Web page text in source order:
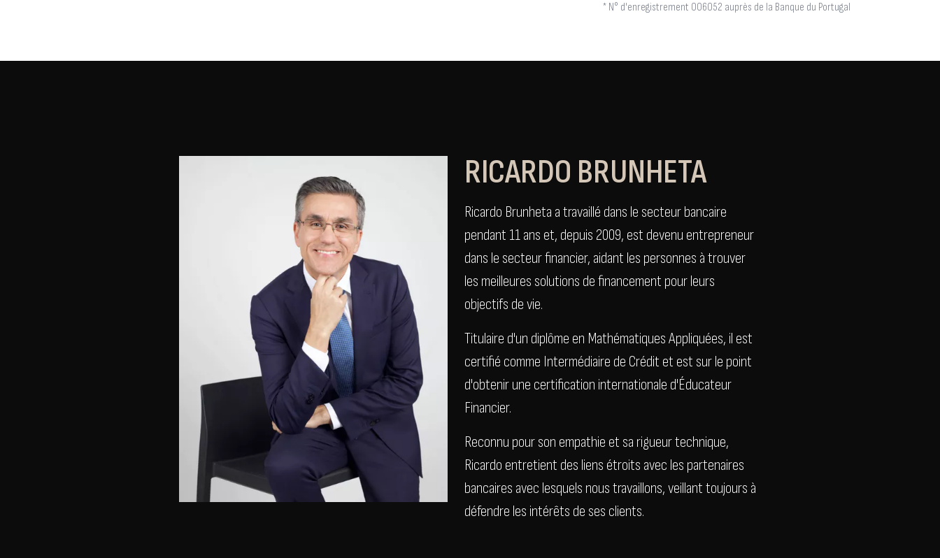
* N° d'enregistrement 006052 auprès de la Banque du Portugal
RICARDO BRUNHETA
Ricardo Brunheta a travaillé dans le secteur bancaire
pendant 11 ans et, depuis 2009, est devenu entrepreneur
dans le secteur financier, aidant les personnes à trouver
les meilleures solutions de financement pour leurs
objectifs de vie.
Titulaire d'un diplôme en Mathématiques Appliquées, il est
certifié comme Intermédiaire de Crédit et est sur le point
d'obtenir une certification internationale d'Éducateur
Financier.
Reconnu pour son empathie et sa rigueur technique,
Ricardo entretient des liens étroits avec les partenaires
bancaires avec lesquels nous travaillons, veillant toujours à
défendre les intérêts de ses clients.